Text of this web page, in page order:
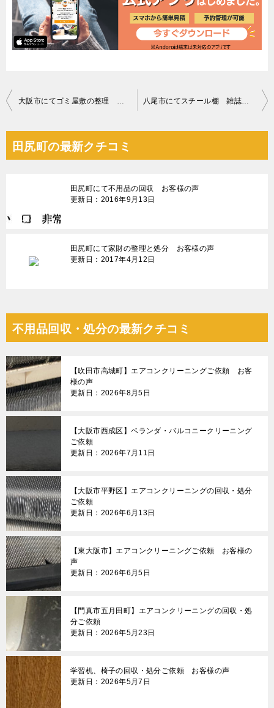
投
ナ
ビ
シ
大阪市にてゴミ屋敷の整理 お客様の声 八尾市にてスチール棚 雑誌などの回収処分
田尻町の最新クチコミ
田尻町にて不用品の回収 お客様の声
更新日：2016年9月13日
田尻町にて家財の整理と処分 お客様の声
更新日：2017年4月12日
不用品回収・処分の最新クチコミ
【吹田市高城町】エアコンクリーニングご依頼 お客
様の声
更新日：2026年8月5日
【大阪市西成区】ベランダ・バルコニークリーニング
ご依頼
更新日：2026年7月11日
【大阪市平野区】エアコンクリーニングの回収・処分
ご依頼
更新日：2026年6月13日
【東大阪市】エアコンクリーニングご依頼 お客様の
声
更新日：2026年6月5日
【門真市五月田町】エアコンクリーニングの回収・処
分ご依頼
更新日：2026年5月23日
学習机、椅子の回収・処分ご依頼 お客様の声
更新日：2026年5月7日